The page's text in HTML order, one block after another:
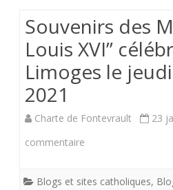
Souvenirs des
Louis XVI”
Limoges le
2021
Charte de Fontevrault 23
commentaire
Blogs et sites catholiques,